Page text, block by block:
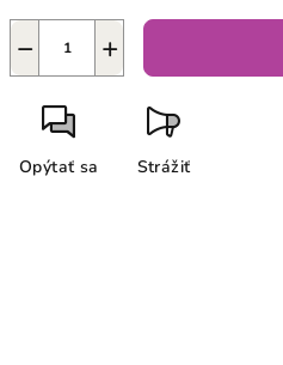
+
−
Opýtať sa Strážiť